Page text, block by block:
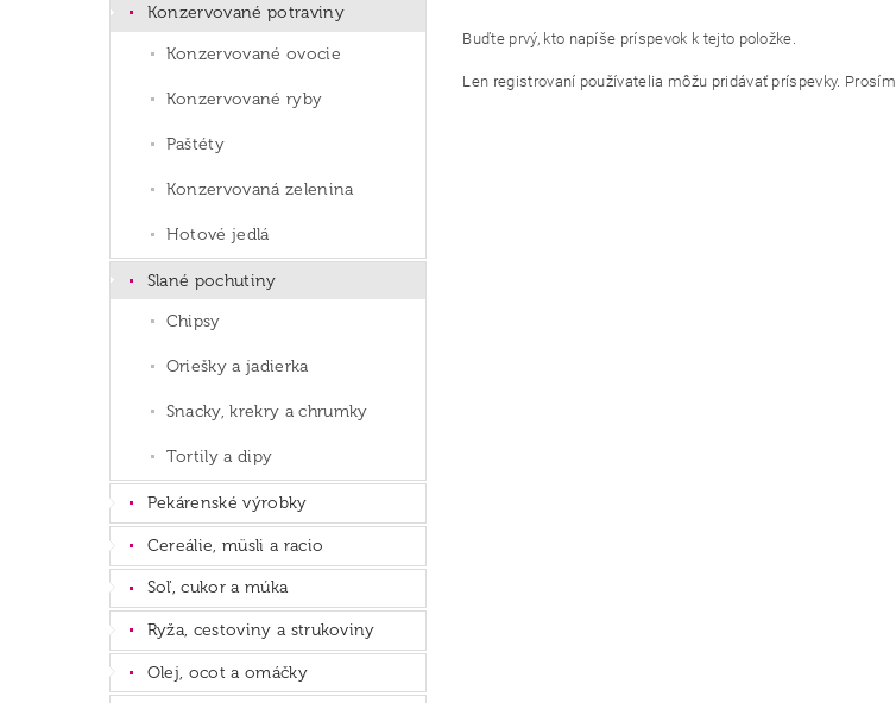
Konzervované potraviny
Konzervované ovocie
Konzervované ryby
Paštéty
Konzervovaná zelenina
Hotové jedlá
Slané pochutiny
Chipsy
Oriešky a jadierka
Snacky, krekry a chrumky
Tortily a dipy
Pekárenské výrobky
Cereálie, müsli a racio
Soľ, cukor a múka
Ryža, cestoviny a strukoviny
Olej, ocot a omáčky
Buďte prvý, kto napíše príspevok k tejto položke.
Len registrovaní používatelia môžu pridávať príspevky. Prosím